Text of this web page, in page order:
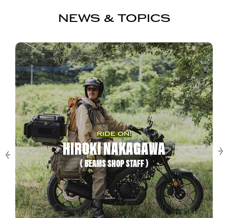
NEWS & TOPICS
RIDE ON!
HIROKI NAKAGAWA
( BEAMS SHOP STAFF )